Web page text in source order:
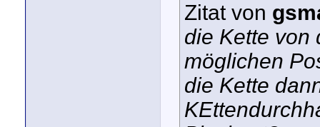
Zitat von
die Kette von
möglichen
die Kette